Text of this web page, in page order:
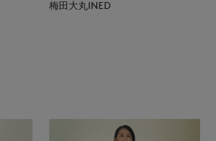
梅田大丸INED